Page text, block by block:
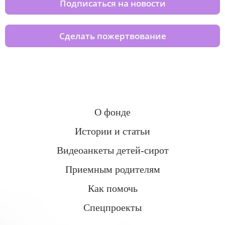
Подписаться на новости
Сделать пожертвование
О фонде
Истории и статьи
Видеоанкеты детей-сирот
Приемным родителям
Как помочь
Спецпроекты